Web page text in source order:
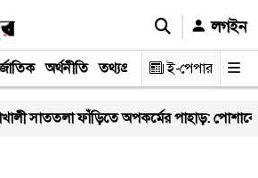
লগইন
অর্থনীতি তথ্যপ্রযুক্তি স্বাস্থ্য আইন-
ই-পেপার
সাততলা ফাঁড়িতে অপকর্মের পাহাড়: